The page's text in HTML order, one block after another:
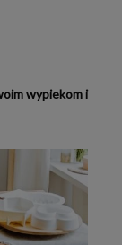
wypiekom i